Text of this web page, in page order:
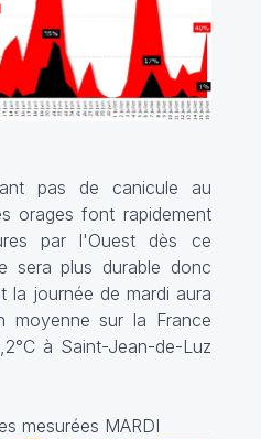
pas de canicule au
orages font rapidement
par l'Ouest dès ce
sera plus durable donc
la journée de mardi aura
moyenne sur la France
à Saint-Jean-de-Luz
mesurées MARDI